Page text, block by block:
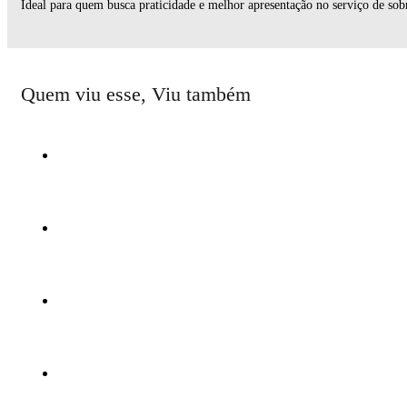
Ideal para quem busca praticidade e melhor apresentação no serviço de
Quem viu esse, Viu também